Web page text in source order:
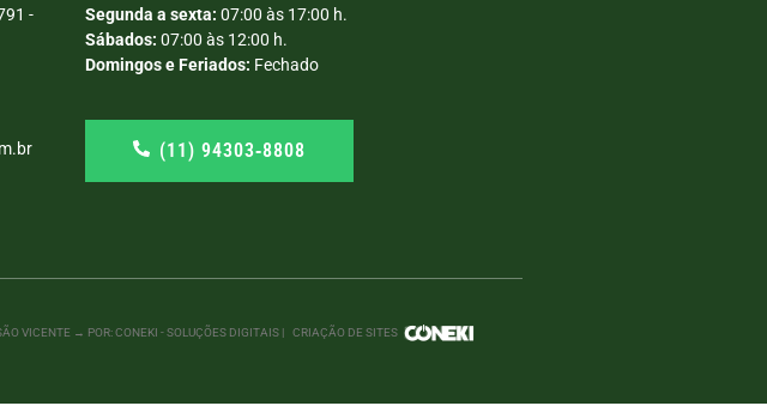
-
Segunda a sexta: 07:00 às 17:00 h.
Sábados: 07:00 às 12:00 h.
Domingos e Feriados: Fechado
(11) 94303‑8808
VICENTE → POR: CONEKI - SOLUÇÕES DIGITAIS | CRIAÇÃO DE SITES